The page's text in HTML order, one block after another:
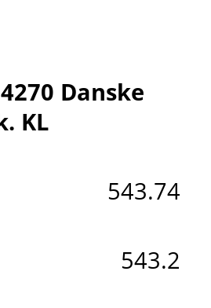
Danske
KL
543.74
543.2